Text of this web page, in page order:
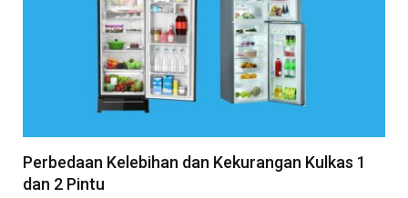
Perbedaan Kelebihan dan Kekurangan Kulkas 1
dan 2 Pintu